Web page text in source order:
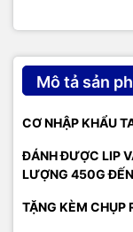
Mô tả sản
CƠ NHẬP KHẨU
ĐÁNH ĐƯỢC LIP
LƯỢNG 450G
TẶNG KÈM CHỤP